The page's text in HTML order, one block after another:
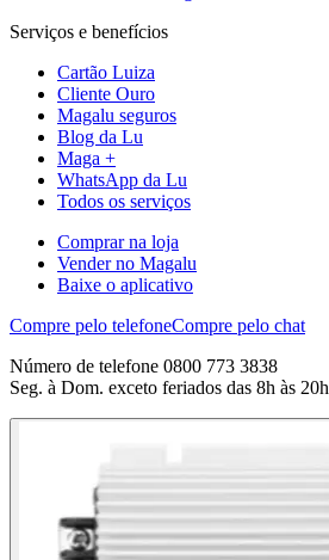
Serviços e benefícios
Cartão Luiza
Cliente Ouro
Magalu seguros
Blog da Lu
Maga +
WhatsApp da Lu
Todos os serviços
Comprar na loja
Vender no Magalu
Baixe o aplicativo
Compre pelo telefoneCompre pelo chat
Número de telefone 0800 773 3838
Seg. à Dom. exceto feriados das 8h às 20h